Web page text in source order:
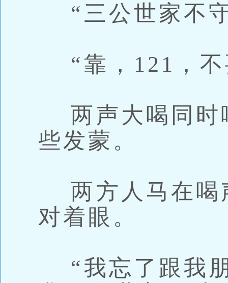
“三公世家不
“靠，121，不
两声大喝同时
些发蒙。
两方人马在喝
对着眼。
“我忘了跟我